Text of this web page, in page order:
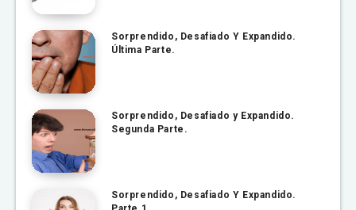
Sorprendido, Desafiado Y Expandido.
Última Parte.
Sorprendido, Desafiado y Expandido.
Segunda Parte.
Sorprendido, Desafiado Y Expandido.